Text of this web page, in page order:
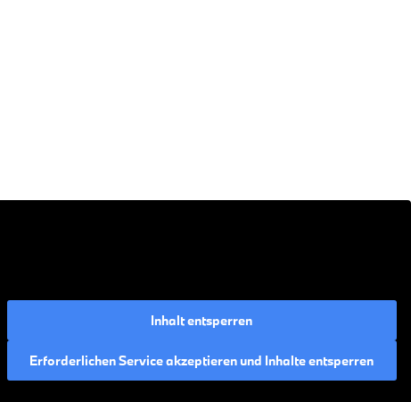
Inhalt entsperren
Erforderlichen Service akzeptieren und Inhalte entsperren